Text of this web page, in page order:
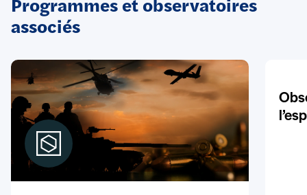
Programmes et observatoires
associés